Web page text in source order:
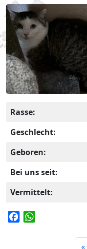
Rasse:
Geschlecht:
Geboren:
Bei uns seit:
Vermittelt: